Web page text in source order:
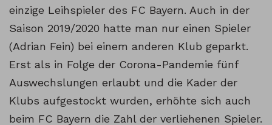
einzige Leihspieler des FC Bayern. Auch in der
Saison 2019/2020 hatte man nur einen Spieler
(Adrian Fein) bei einem anderen Klub geparkt.
Erst als in Folge der Corona-Pandemie fünf
Auswechslungen erlaubt und die Kader der
Klubs aufgestockt wurden, erhöhte sich auch
beim FC Bayern die Zahl der verliehenen Spieler.